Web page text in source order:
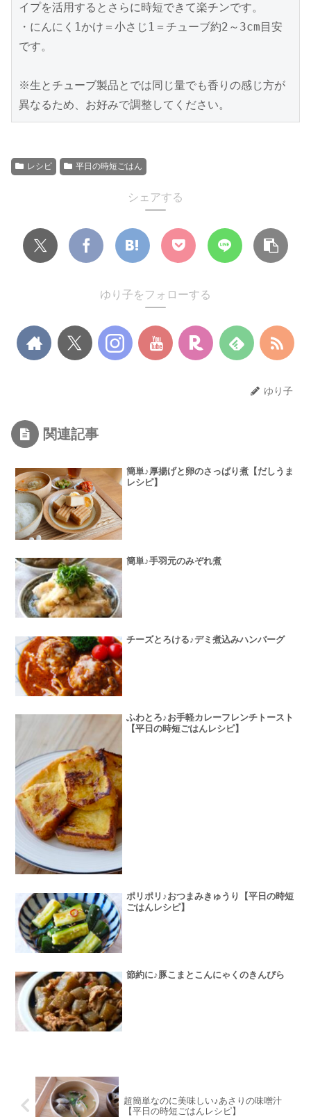
イプを活用するとさらに時短できて楽チンです。
・にんにく1かけ＝小さじ1＝チューブ約2～3cm目安
です。
※生とチューブ製品とでは同じ量でも香りの感じ方が
レシピ 平日の時短ごはん
シェアする
ゆり子をフォローする
ゆり子
関連記事
簡単♪厚揚げと卵のさっぱり煮【だしうま
レシピ】
簡単♪手羽元のみぞれ煮
チーズとろける♪デミ煮込みハンバーグ
ふわとろ♪お手軽カレーフレンチトースト
【平日の時短ごはんレシピ】
ポリポリ♪おつまみきゅうり【平日の時短
ごはんレシピ】
節約に♪豚こまとこんにゃくのきんぴら
超簡単なのに美味しい♪あさりの味噌汁
【平日の時短ごはんレシピ】